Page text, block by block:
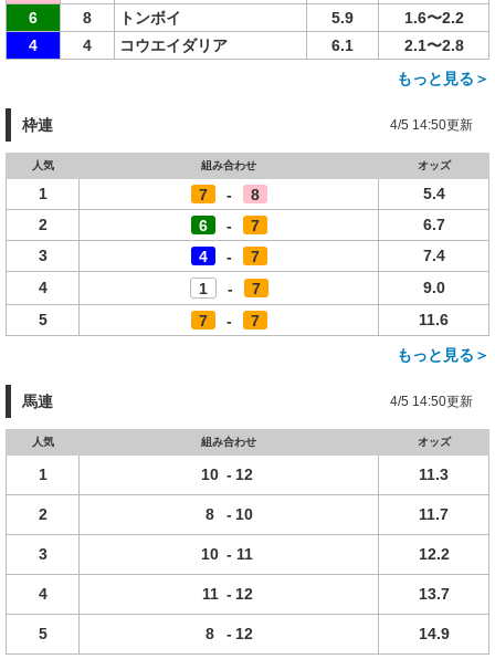
6
8 トンボイ 5.9
1.6〜2.2
4
4 コウエイダリア 6.1
2.1〜2.8
もっと見る＞
枠連 4/5 14:50更新
人気 組み合わせ オッズ
1 7 - 8
5.4
2
6 - 7
6.7
3
4 - 7
7.4
4
1 - 7
9.0
5
7 - 7
11.6
もっと見る＞
馬連 4/5 14:50更新
人気 組み合わせ オッズ
1 10 - 12 11.3
2 8 - 10 11.7
3 10 - 11 12.2
4 11 - 12 13.7
5 8 - 12 14.9